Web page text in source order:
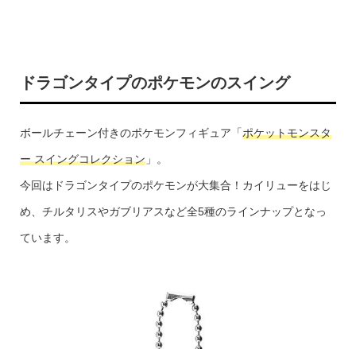
ドラゴンタイプのポケモンのスイング
ボールチェーン付きのポケモンフィギュア「ポケットモンスタ
ー スイングコレクション」。
今回はドラゴンタイプのポケモンが大集合！カイリューをはじ
め、チルタリスやガブリアスなど全5種のラインナップとなっ
ています。